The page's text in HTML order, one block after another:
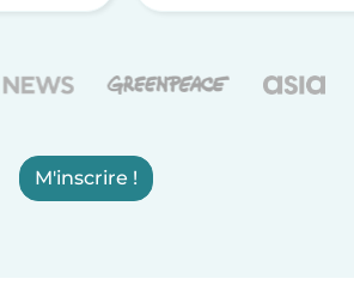
M'inscrire !